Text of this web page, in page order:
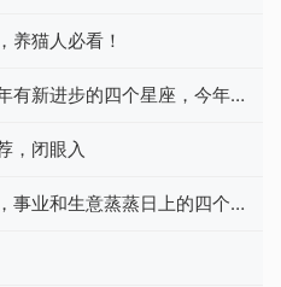
养猫人必看！
有新进步的四个星座，今年更
，闭眼入
事业和生意蒸蒸日上的四个星